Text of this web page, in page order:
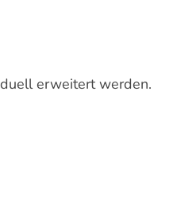
erweitert werden.